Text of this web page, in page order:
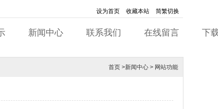
设为首页 收藏本站 简繁切换
新闻中心 联系我们 在线留言 下
首页 >新闻中心 > 网站功能